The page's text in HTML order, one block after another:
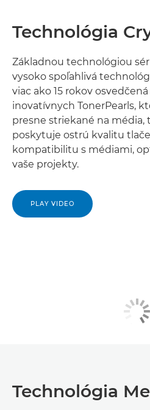
Technológia
Základnou technológiou
vysoko spoľahlivá
viac ako 15 rokov
inovatívnych TonerPearls,
presne striekané na média,
poskytuje ostrú kvalitu
kompatibilitu s médiami,
vaše projekty.
PLAY VIDEO
Technológia